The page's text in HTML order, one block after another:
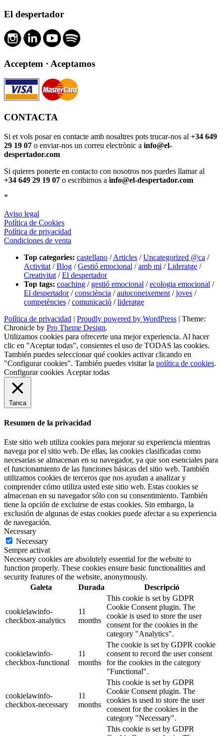
El despertador
Acceptem · Aceptamos
CONTACTA
Si et vols posar en contacte amb nosaltres pots trucar-nos al +34 649
29 19 07 o enviar-nos un correu electrònic a info@el-
despertador.com
Si quieres ponerte en contacto con nosotros nos puedes llamar al
+34 649 29 19 07 o escribirnos a info@el-despertador.com
*
Aviso legal
Política de Cookies
Política de privacidad
Condiciones de venta
Top categories: castellano /Articles /Uncategorized @ca /
Activitat /Blog /Gestió emocional /amb mi /Lideratge /
Creativitat /El despertador
Top tags: coaching / gestió emocional /ecologia emocional /
El despertador/consciència /autoconeixement /joves /
competències /comunicació /lideratge
Política de privacidad | Proudly powered by WordPress | Theme:
Chronicle by Pro Theme Design.
Utilizamos cookies para ofrecerte una mejor experiencia. Al hacer
clic en "Aceptar todas", consientes el uso de TODAS las cookies.
También puedes seleccionar qué cookies activar clicando en
"Configurar cookies". También puedes visitar la política de cookies.
Configurar cookies Aceptar todas
Tanca
Resumen de la privacidad
Este sitio web utiliza cookies para mejorar su experiencia mientras
navega por el sitio web. De ellas, las cookies clasificadas como
necesarias se almacenan en su navegador, ya que son esenciales para
el funcionamiento de las funciones básicas del sitio web. También
utilizamos cookies de terceros que nos ayudan a analizar y
comprender cómo utiliza usted este sitio web. Estas cookies se
almacenan en su navegador sólo con su consentimiento. También
tiene la opción de excluirse de estas cookies. Sin embargo, la
exclusión de algunas de estas cookies puede afectar a su experiencia
de navegación.
Necessary
Necessary
Sempre activat
Necessary cookies are absolutely essential for the website to
function properly. These cookies ensure basic functionalities and
security features of the website, anonymously.
Galeta
Durada Descripció
cookielawinfo-
checkbox-analytics
11
months
This cookie is set by GDPR
Cookie Consent plugin. The
cookie is used to store the user
consent for the cookies in the
category "Analytics".
cookielawinfo-
checkbox-functional
11
months
The cookie is set by GDPR cookie
consent to record the user consent
for the cookies in the category
"Functional".
cookielawinfo-
checkbox-necessary
11
months
This cookie is set by GDPR
Cookie Consent plugin. The
cookies is used to store the user
consent for the cookies in the
category "Necessary".
This cookie is set by GDPR